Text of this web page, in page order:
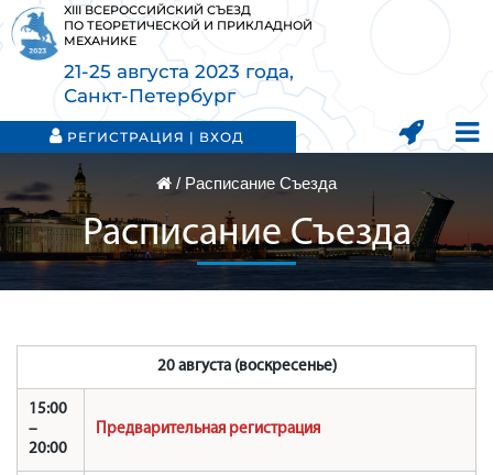
XIII ВСЕРОССИЙСКИЙ СЪЕЗД
ПО ТЕОРЕТИЧЕСКОЙ И ПРИКЛАДНОЙ
МЕХАНИКЕ
21-25 августа 2023 года,
Санкт-Петербург
РЕГИСТРАЦИЯ | ВХОД
/ Расписание Съезда
Расписание Съезда
20 августа (воскресенье)
15:00
–
20:00
Предварительная регистрация